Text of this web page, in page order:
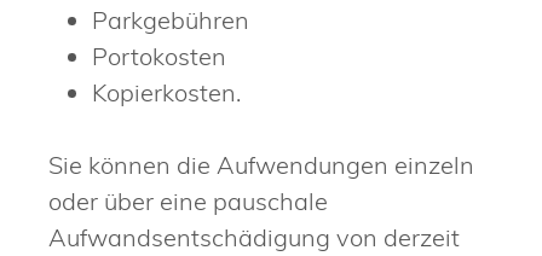
Parkgebühren
Portokosten
Kopierkosten.
Sie können die Aufwendungen einzeln
oder über eine pauschale
Aufwandsentschädigung von derzeit